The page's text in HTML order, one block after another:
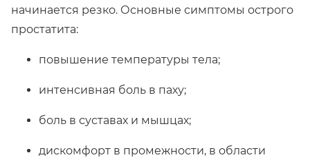
начинается резко. Основные симптомы острого
простатита:
повышение температуры тела;
интенсивная боль в паху;
боль в суставах и мышцах;
дискомфорт в промежности, в области